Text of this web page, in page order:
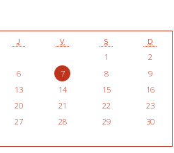
J V S D
1
2
6 7 8
9
13 14 15
16
20 21 22
23
27 28 29
30